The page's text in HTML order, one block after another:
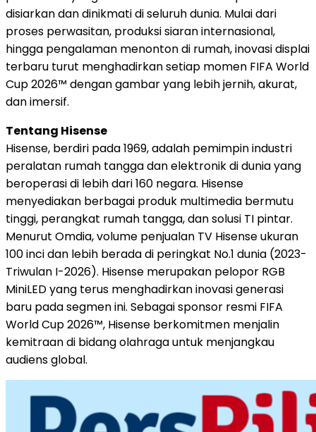
disiarkan dan dinikmati di seluruh dunia. Mulai dari
proses perwasitan, produksi siaran internasional,
hingga pengalaman menonton di rumah, inovasi displai
terbaru turut menghadirkan setiap momen FIFA World
Cup 2026™ dengan gambar yang lebih jernih, akurat,
dan imersif.
Tentang Hisense
Hisense, berdiri pada 1969, adalah pemimpin industri
peralatan rumah tangga dan elektronik di dunia yang
beroperasi di lebih dari 160 negara. Hisense
menyediakan berbagai produk multimedia bermutu
tinggi, perangkat rumah tangga, dan solusi TI pintar.
Menurut Omdia, volume penjualan TV Hisense ukuran
100 inci dan lebih berada di peringkat No.1 dunia (2023-
Triwulan I-2026). Hisense merupakan pelopor RGB
MiniLED yang terus menghadirkan inovasi generasi
baru pada segmen ini. Sebagai sponsor resmi FIFA
World Cup 2026™, Hisense berkomitmen menjalin
kemitraan di bidang olahraga untuk menjangkau
audiens global.